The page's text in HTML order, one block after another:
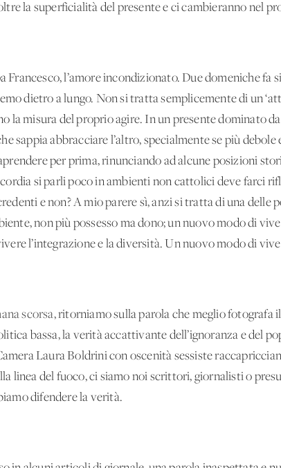
la superficialità del presente e ci cambieranno nel
l’amore incondizionato. Due domeniche fa
dietro a lungo. Non si tratta semplicemente di un
la misura del proprio agire. In un presente dominato
sappia abbracciare l’altro, specialmente se più
per prima, rinunciando ad alcune posizioni
si parli poco in ambienti non cattolici deve farci
e non? A mio parere sì, anzi si tratta di una delle
non più possesso ma dono; un nuovo modo di
l’integrazione e la diversità. Un nuovo modo di
scorsa, ritorniamo sulla parola che meglio fotografa
bassa, la verità accattivante dell’ignoranza e del
Laura Boldrini con oscenità sessiste
linea del fuoco, ci siamo noi scrittori, giornalisti o
difendere la verità.